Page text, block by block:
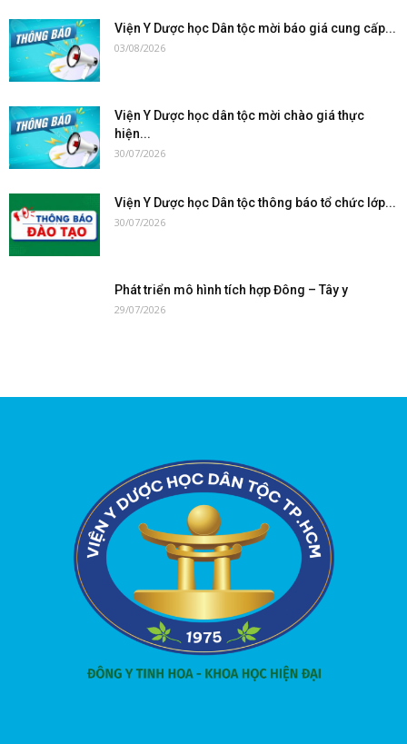
Viện Y Dược học Dân tộc mời báo giá cung cấp...
03/08/2026
Viện Y Dược học dân tộc mời chào giá thực
hiện...
30/07/2026
Viện Y Dược học Dân tộc thông báo tổ chức lớp...
30/07/2026
Phát triển mô hình tích hợp Đông – Tây y
29/07/2026